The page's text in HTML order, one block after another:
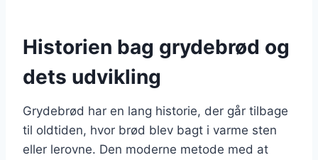
Historien bag grydebrød og
dets udvikling
Grydebrød har en lang historie, der går tilbage
til oldtiden, hvor brød blev bagt i varme sten
eller lerovne. Den moderne metode med at